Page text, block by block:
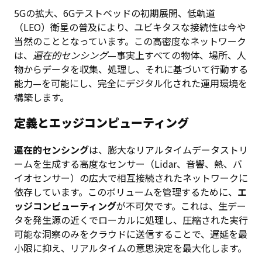
5Gの拡大、6Gテストベッドの初期展開、低軌道
（LEO）衛星の普及により、ユビキタスな接続性は今や
当然のこととなっています。この高密度なネットワーク
は、 遍在的センシング—事実上すべての物体、場所、人
物からデータを収集、処理し、それに基づいて行動する
能力—を可能にし、完全にデジタル化された運用環境を
構築します。
定義とエッジコンピューティング
遍在的センシングは、膨大なリアルタイムデータストリ
ームを生成する高度なセンサー（Lidar、音響、熱、バ
イオセンサー）の広大で相互接続されたネットワークに
依存しています。このボリュームを管理するために、 エ
ッジコンピューティングが不可欠です。これは、生デー
タを発生源の近くでローカルに処理し、圧縮された実行
可能な洞察のみをクラウドに送信することで、遅延を最
小限に抑え、リアルタイムの意思決定を最大化します。